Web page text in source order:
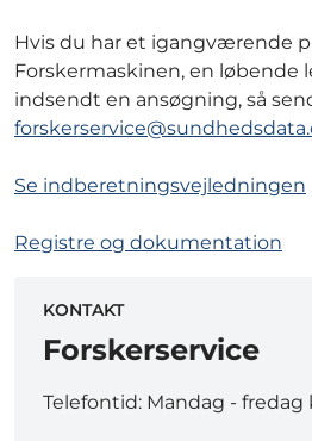
Hvis du har et igangværende
Forskermaskinen, en løbende
indsendt en ansøgning, så
Se indberetningsvejledningen
Registre og dokumentation
KONTAKT
Forskerservice
Telefontid: Mandag - fredag